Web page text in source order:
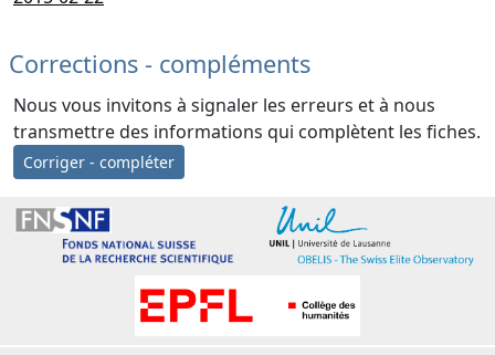
Corrections - compléments
Nous vous invitons à signaler les erreurs et à nous
transmettre des informations qui complètent les fiches.
Corriger - compléter